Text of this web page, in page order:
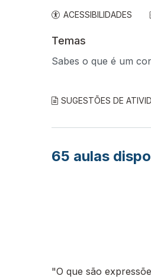
ACESSIBILIDADES
Temas
Sabes o que é um
SUGESTÕES DE
65 aulas
"O que são